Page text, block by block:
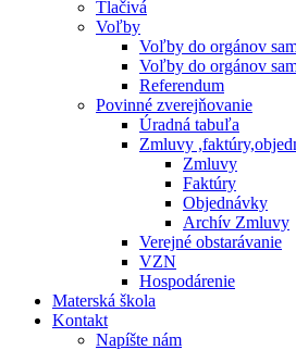
Tlačivá
Voľby
Voľby do orgánov
Voľby do orgánov
Referendum
Povinné zverejňovanie
Úradná tabuľa
Zmluvy
Zmluvy
Faktúry
Objednávky
Archív Zmluvy
Verejné obstarávanie
VZN
Hospodárenie
Materská škola
Kontakt
Napíšte nám